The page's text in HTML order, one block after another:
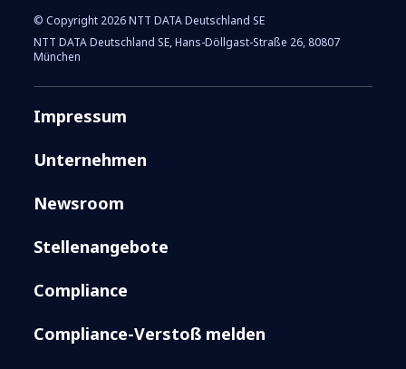
© Copyright 2026 NTT DATA Deutschland SE
NTT DATA Deutschland SE, Hans-Döllgast-Straße 26, 80807
München
Impressum
Unternehmen
Newsroom
Stellenangebote
Compliance
Compliance-Verstoß melden